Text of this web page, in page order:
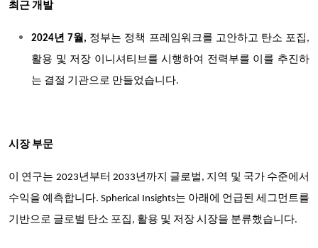
최근 개발
2024년 7월, 정부는 정책 프레임워크를 고안하고 탄소 포집,
활용 및 저장 이니셔티브를 시행하여 전력부를 이를 추진하
는 결절 기관으로 만들었습니다.
시장 부문
이 연구는 2023년부터 2033년까지 글로벌, 지역 및 국가 수준에서
수익을 예측합니다. Spherical Insights는 아래에 언급된 세그먼트를
기반으로 글로벌 탄소 포집, 활용 및 저장 시장을 분류했습니다.